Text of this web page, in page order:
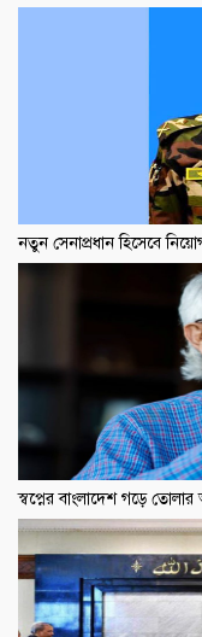
নতুন সেনাপ্রধান হিসেবে
স্বপ্নের বাংলাদেশ গড়ে তোলার